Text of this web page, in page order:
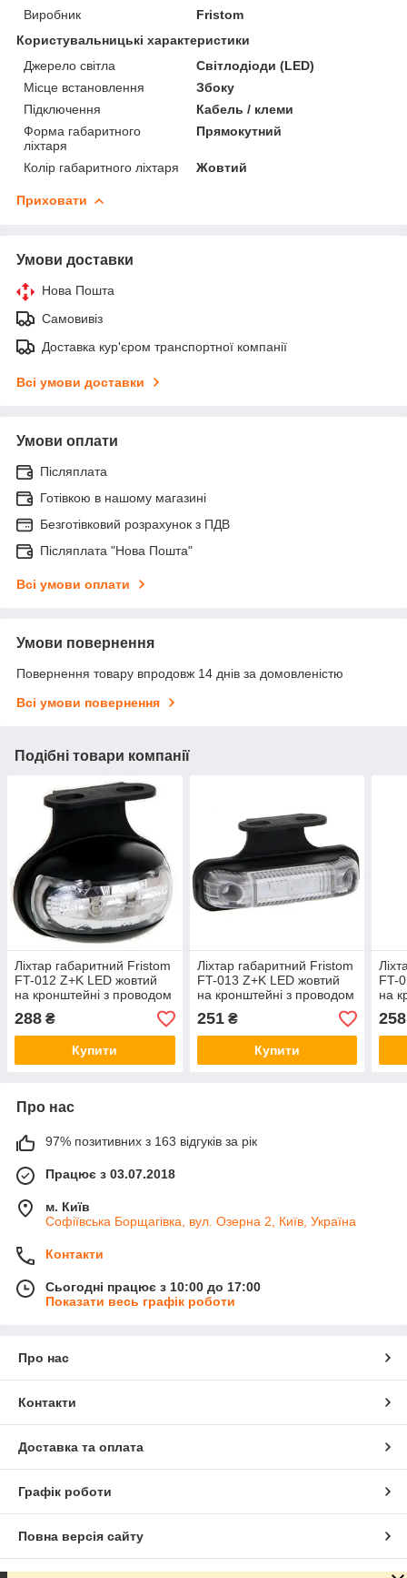
Виробник
Fristom
Користувальницькі характеристики
Джерело світла
Світлодіоди (LED)
Місце встановлення
Збоку
Підключення
Кабель / клеми
Форма габаритного
ліхтаря
Прямокутний
Колір габаритного ліхтаря Жовтий
Приховати
Умови доставки
Нова Пошта
Самовивіз
Доставка кур'єром транспортної компанії
Всі умови доставки
Умови оплати
Післяплата
Готівкою в нашому магазині
Безготівковий розрахунок з ПДВ
Післяплата "Нова Пошта"
Всі умови оплати
Умови повернення
Повернення товару впродовж 14 днів за домовленістю
Всі умови повернення
Подібні товари компанії
Ліхтар габаритний Fristom
FT-012 Z+K LED жовтий
на кронштейні з проводом
288 ₴
Купити
Ліхтар габаритний Fristom
FT-013 Z+K LED жовтий
на кронштейні з проводом
251₴
Купити
FT-
на
258
Про нас
97% позитивних з 163 відгуків за рік
Працює з 03.07.2018
м. Київ
Софіївська Борщагівка, вул. Озерна 2, Київ, Україна
Контакти
Сьогодні працює з 10:00 до 17:00
Показати весь графік роботи
Про нас
Контакти
Доставка та оплата
Графік роботи
Повна версія сайту